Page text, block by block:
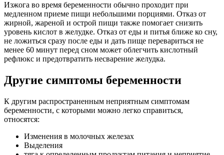
Изжога во время беременности обычно проходит при
медленном приеме пищи небольшими порциями. Отказ от
жирной, жареной и острой пищи также помогает снизить
уровень кислот в желудке. Отказ от еды и питья ближе ко сну,
не ложиться сразу после еды и дать пище перевариться не
менее 60 минут перед сном может облегчить кислотный
рефлюкс и предотвратить несварение желудка.
Другие симптомы беременности
К другим распространенным неприятным симптомам
беременности, с которыми можно легко справиться,
относятся:
Изменения в молочных железах
Выделения